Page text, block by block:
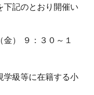
記のとおり開催い
） ９：３０～１
学級等に在籍する小